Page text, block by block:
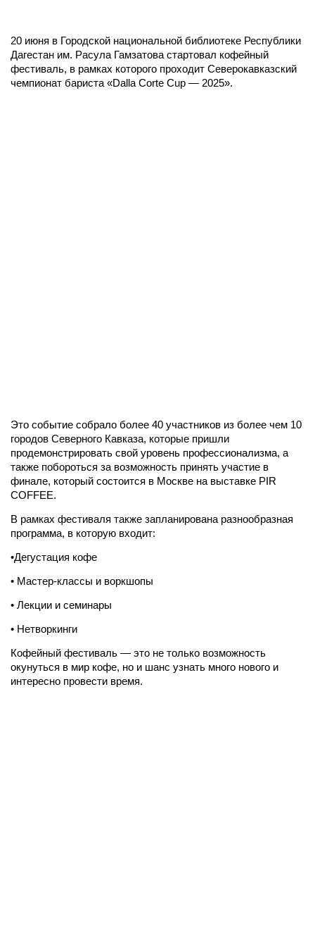
20 июня в Городской национальной библиотеке Республики
Дагестан им. Расула Гамзатова стартовал кофейный
фестиваль, в рамках которого проходит Северокавказский
чемпионат бариста «Dalla Corte Cup — 2025».
Это событие собрало более 40 участников из более чем 10
городов Северного Кавказа, которые пришли
продемонстрировать свой уровень профессионализма, а
также побороться за возможность принять участие в
финале, который состоится в Москве на выставке PIR
COFFEE.
В рамках фестиваля также запланирована разнообразная
программа, в которую входит:
•Дегустация кофе
• Мастер-классы и воркшопы
• Лекции и семинары
• Нетворкинги
Кофейный фестиваль — это не только возможность
окунуться в мир кофе, но и шанс узнать много нового и
интересно провести время.